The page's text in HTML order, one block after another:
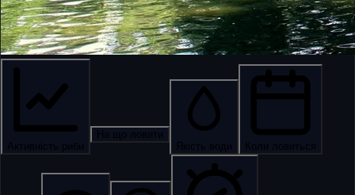
Активність риби
На що ловити
Якість води
Коли ловиться